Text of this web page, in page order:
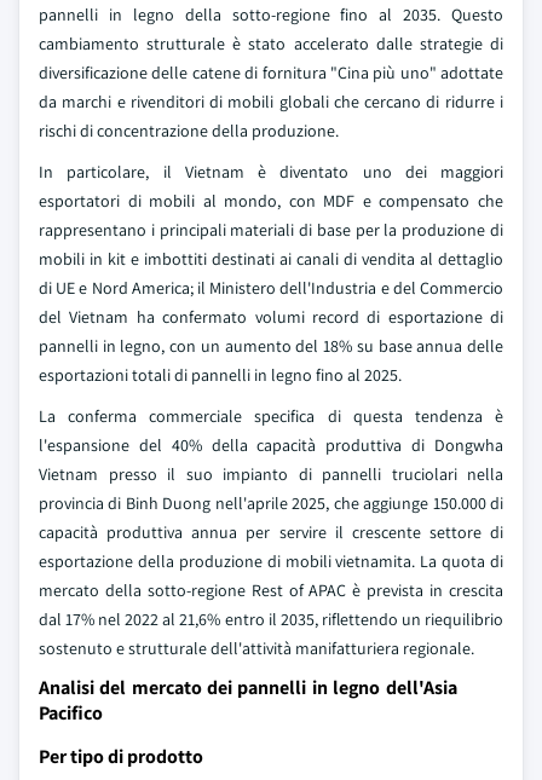
pannelli in legno della sotto-regione fino al 2035. Questo
cambiamento strutturale è stato accelerato dalle strategie di
diversificazione delle catene di fornitura "Cina più uno" adottate
da marchi e rivenditori di mobili globali che cercano di ridurre i
rischi di concentrazione della produzione.
In particolare, il Vietnam è diventato uno dei maggiori
esportatori di mobili al mondo, con MDF e compensato che
rappresentano i principali materiali di base per la produzione di
mobili in kit e imbottiti destinati ai canali di vendita al dettaglio
di UE e Nord America; il Ministero dell'Industria e del Commercio
del Vietnam ha confermato volumi record di esportazione di
pannelli in legno, con un aumento del 18% su base annua delle
esportazioni totali di pannelli in legno fino al 2025.
La conferma commerciale specifica di questa tendenza è
l'espansione del 40% della capacità produttiva di Dongwha
Vietnam presso il suo impianto di pannelli truciolari nella
provincia di Binh Duong nell'aprile 2025, che aggiunge 150.000 di
capacità produttiva annua per servire il crescente settore di
esportazione della produzione di mobili vietnamita. La quota di
mercato della sotto-regione Rest of APAC è prevista in crescita
dal 17% nel 2022 al 21,6% entro il 2035, riflettendo un riequilibrio
sostenuto e strutturale dell'attività manifatturiera regionale.
Analisi del mercato dei pannelli in legno dell'Asia
Pacifico
Per tipo di prodotto